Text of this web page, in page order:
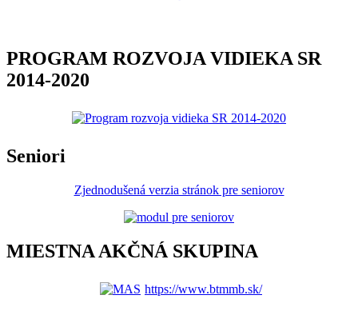
PROGRAM ROZVOJA VIDIEKA SR
2014-2020
Seniori
Zjednodušená verzia stránok pre seniorov
MIESTNA AKČNÁ SKUPINA
https://www.btmmb.sk/